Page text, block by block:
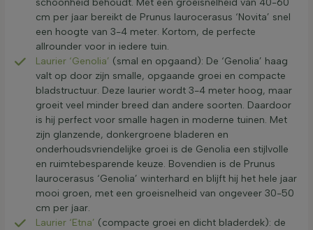
schoonheid behoudt. Met een groeisnelheid van 40-60
cm per jaar bereikt de Prunus laurocerasus ‘Novita’ snel
een hoogte van 3-4 meter. Kortom, de perfecte
allrounder voor in iedere tuin.
Laurier ‘Genolia’ (smal en opgaand): De ‘Genolia’ haag
valt op door zijn smalle, opgaande groei en compacte
bladstructuur. Deze laurier wordt 3-4 meter hoog, maar
groeit veel minder breed dan andere soorten. Daardoor
is hij perfect voor smalle hagen in moderne tuinen. Met
zijn glanzende, donkergroene bladeren en
onderhoudsvriendelijke groei is de Genolia een stijlvolle
en ruimtebesparende keuze. Bovendien is de Prunus
laurocerasus ‘Genolia’ winterhard en blijft hij het hele jaar
mooi groen, met een groeisnelheid van ongeveer 30-50
cm per jaar.
Laurier ‘Etna’ (compacte groei en dicht bladerdek): de